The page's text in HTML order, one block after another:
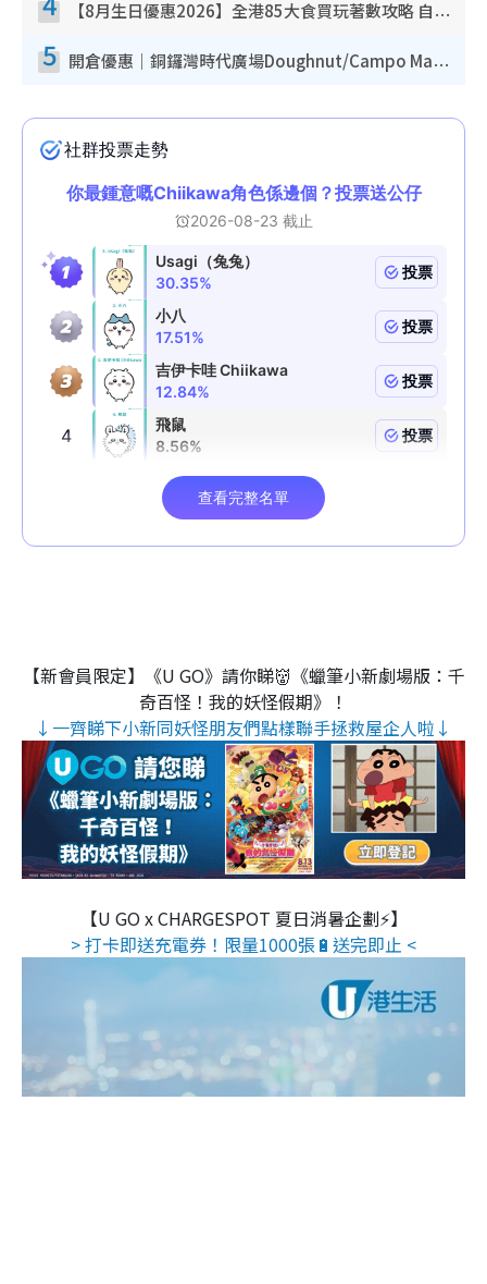
【8月生日優惠2026】全港85大食買玩著數攻略 自助餐/火鍋放題同行免費＋誠品/DONKI送現金券
5 開倉優惠｜銅鑼灣時代廣場Doughnut/Campo Marzio開倉低至1折！背囊、書包、手袋劈價$200起
【新會員限定】《U GO》請你睇👹《蠟筆小新劇場版：千
奇百怪！我的妖怪假期》！
↓一齊睇下小新同妖怪朋友們點樣聯手拯救屋企人啦↓
【U GO x CHARGESPOT 夏日消暑企劃⚡】
> 打卡即送充電券！限量1000張🔋送完即止 <